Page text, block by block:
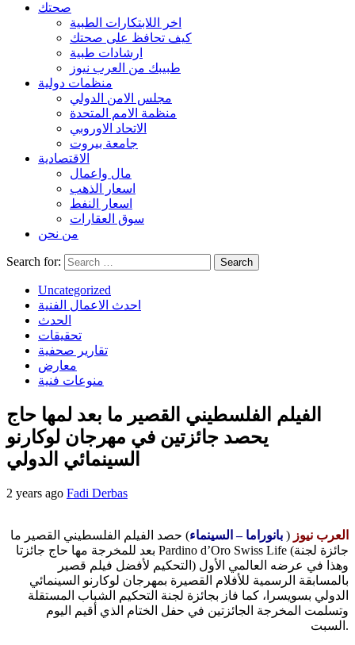
صحتك
اخر اللابتكارات الطبية
كيف تحافظ على صحتك
ارشادات طبية
طبيبك من العرب نيوز
منظمات دولية
مجلس الامن الدولي
منظمة الامم المتحدة
الاتحاد الاوروبي
جامعة بيروت
الاقتصادية
مال واعمال
اسعار الذهب
اسعار النفط
سوق العقارات
من نحن
Search for:
Uncategorized
احدث الاعمال الفنية
الحدث
تحقيقات
تقارير صحفية
معارض
منوعات فنية
الفيلم الفلسطيني القصير ما بعد لمها حاج
يحصد جائزتين في مهرجان لوكارنو
السينمائي الدولي
2 years ago Fadi Derbas
العرب نيوز ( بانوراما – السينماء) حصد الفيلم الفلسطيني القصير ما
بعد للمخرجة مها حاج جائزتا Pardino d’Oro Swiss Life (جائزة لجنة
التحكيم لأفضل فيلم قصير) وهذا في عرضه العالمي الأول
بالمسابقة الرسمية للأفلام القصيرة بمهرجان لوكارنو السينمائي
الدولي بسويسرا، كما فاز بجائزة لجنة التحكيم الشباب المستقلة
وتسلمت المخرجة الجائزتين في حفل الختام الذي أقيم اليوم
السبت.